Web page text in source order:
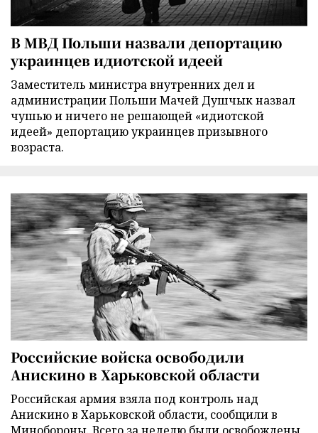
В МВД Польши назвали депортацию
украинцев идиотской идеей
Заместитель министра внутренних дел и
администрации Польши Мачей Душчык назвал
чушью и ничего не решающей «идиотской
идеей» депортацию украинцев призывного
возраста.
Российские войска освободили
Анискино в Харьковской области
Российская армия взяла под контроль над
Анискино в Харьковской области, сообщили в